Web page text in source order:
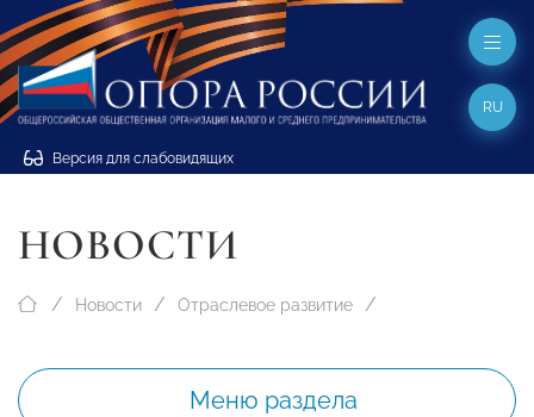
Версия для слабовидящих
RU
НОВОСТИ
Новости Отраслевое развитие
Меню раздела